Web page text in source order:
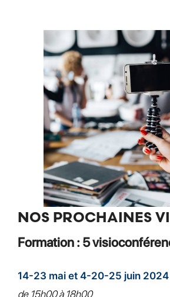
NOS PROCHAINES
Formation : 5
14-23 mai et 4-20-25 juin 2024
de 15h00 à 18h00